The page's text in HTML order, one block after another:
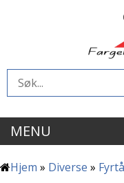
MENU
Hjem » Diverse »